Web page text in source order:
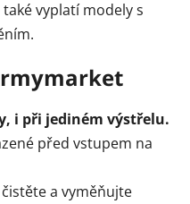
vyplatí modely s
i při jediném výstřelu.
před vstupem na
a vyměňujte